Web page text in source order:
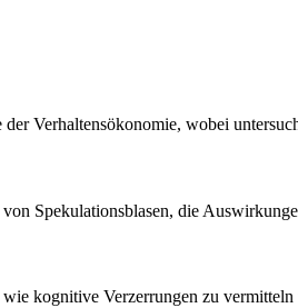
Verhaltensökonomie, wobei
Spekulationsblasen, die
kognitive Verzerrungen zu